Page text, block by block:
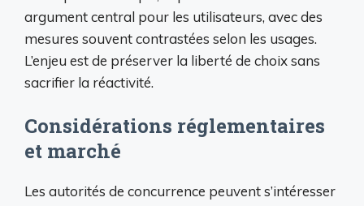
argument central pour les utilisateurs, avec des
mesures souvent contrastées selon les usages.
L’enjeu est de préserver la liberté de choix sans
sacrifier la réactivité.
Considérations réglementaires
et marché
Les autorités de concurrence peuvent s’intéresser